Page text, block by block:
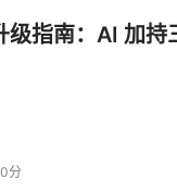
级指南：AI 加
分